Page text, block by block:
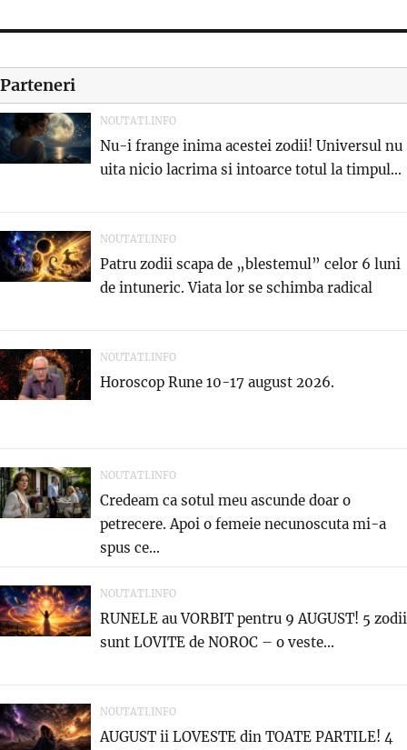
Parteneri
NOUTATI.INFO
Nu-i frange inima acestei zodii! Universul nu
uita nicio lacrima si intoarce totul la timpul...
NOUTATI.INFO
Patru zodii scapa de „blestemul” celor 6 luni
de intuneric. Viata lor se schimba radical
NOUTATI.INFO
Horoscop Rune 10-17 august 2026.
NOUTATI.INFO
Credeam ca sotul meu ascunde doar o
petrecere. Apoi o femeie necunoscuta mi-a
spus ce...
NOUTATI.INFO
RUNELE au VORBIT pentru 9 AUGUST! 5 zodii
sunt LOVITE de NOROC – o veste...
NOUTATI.INFO
AUGUST ii LOVESTE din TOATE PARTILE! 4